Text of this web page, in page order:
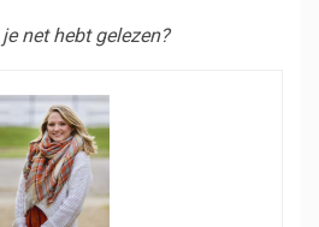
net hebt gelezen?